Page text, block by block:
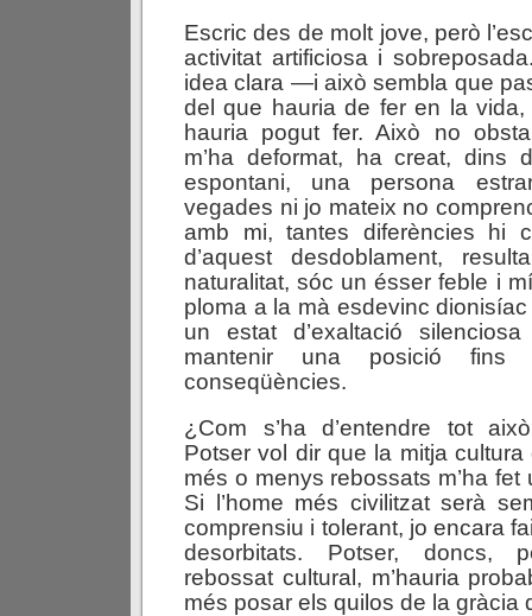
Escric des de molt jove, però
activitat artificiosa i
idea clara —i això sembla que
del que hauria de fer en la
hauria pogut fer. Això no
m’ha deformat, ha creat, dins
espontani, una persona
vegades ni jo mateix no
amb mi, tantes diferències hi
d’aquest desdoblament,
naturalitat, sóc un ésser feble i
ploma a la mà esdevinc
un estat d’exaltació
mantenir una posició fins
conseqüències.
¿Com s’ha d’entendre tot
Potser vol dir que la mitja
més o menys rebossats m’ha fet
Si l’home més civilitzat serà
comprensiu i tolerant, jo encara
desorbitats. Potser, doncs,
rebossat cultural, m’hauria
més posar els quilos de la gràcia